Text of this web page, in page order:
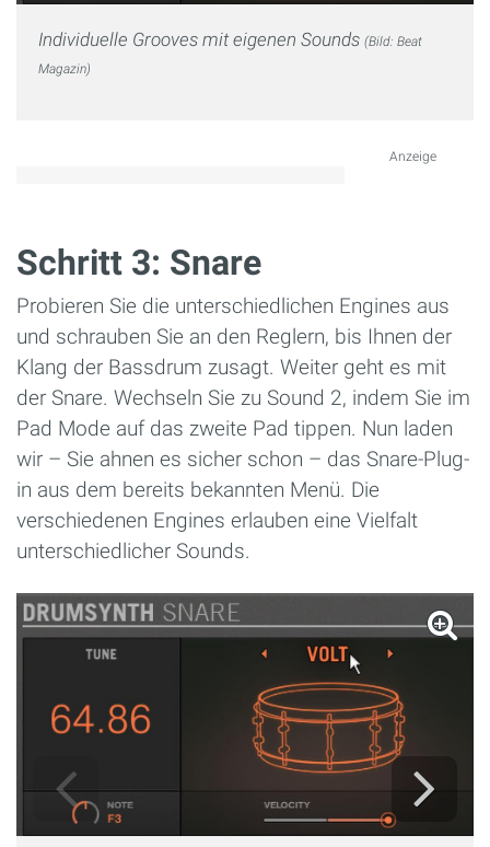
Individuelle Grooves mit eigenen Sounds (Bild: Beat
Magazin)
Anzeige
Schritt 3: Snare
Probieren Sie die unterschiedlichen Engines aus
und schrauben Sie an den Reglern, bis Ihnen der
Klang der Bassdrum zusagt. Weiter geht es mit
der Snare. Wechseln Sie zu Sound 2, indem Sie im
Pad Mode auf das zweite Pad tippen. Nun laden
wir – Sie ahnen es sicher schon – das Snare-Plug-
in aus dem bereits bekannten Menü. Die
verschiedenen Engines erlauben eine Vielfalt
unterschiedlicher Sounds.